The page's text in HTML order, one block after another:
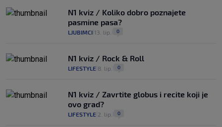
N1 kviz / Koliko dobro poznajete
pasmine pasa?
LJUBIMCI 13. lip. 0
N1 kviz / Rock & Roll
LIFESTYLE 8. lip. 0
N1 kviz / Zavrtite globus i recite koji je
ovo grad?
LIFESTYLE 2. lip. 0